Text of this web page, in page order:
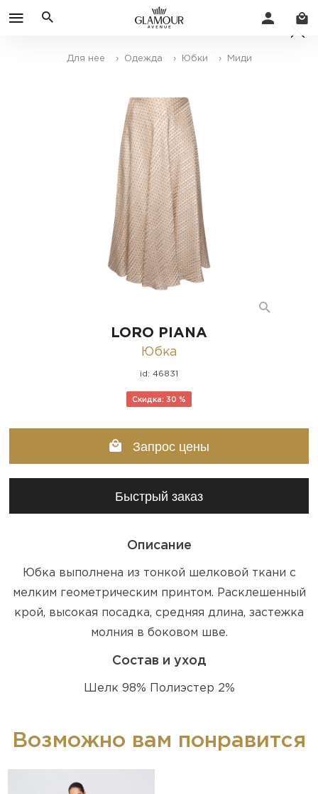
Для нее › Одежда › Юбки › Миди
LORO PIANA
Юбка
id: 46831
Скидка: 30 %
Запрос цены
Быстрый заказ
Описание
Юбка выполнена из тонкой шелковой ткани с
мелким геометрическим принтом. Расклешенный
крой, высокая посадка, средняя длина, застежка
молния в боковом шве.
Состав и уход
Шелк 98% Полиэстер 2%
Возможно вам понравится